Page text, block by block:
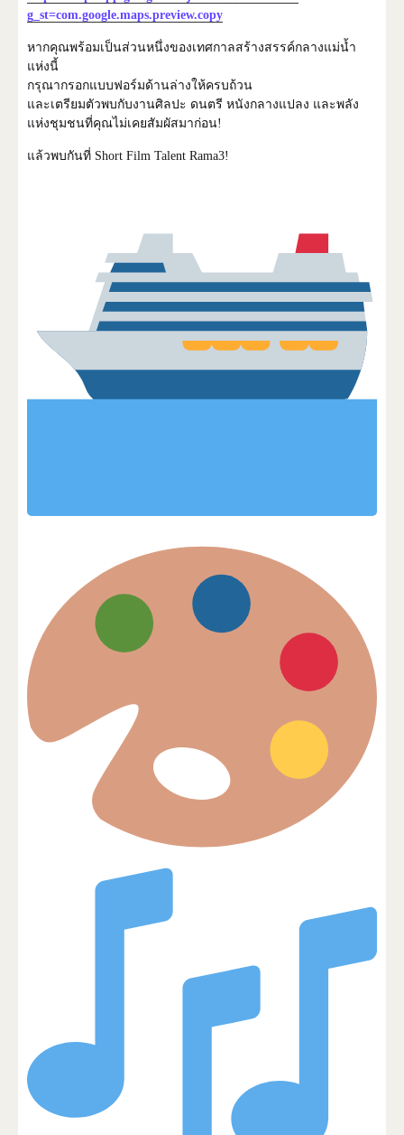
g_st=com.google.maps.preview.copy
หากคุณพร้อมเป็นส่วนหนึ่งของเทศกาลสร้างสรรค์กลางแม่น้ำ
แห่งนี้
กรุณากรอกแบบฟอร์มด้านล่างให้ครบถ้วน
และเตรียมตัวพบกับงานศิลปะ ดนตรี หนังกลางแปลง และพลัง
แห่งชุมชนที่คุณไม่เคยสัมผัสมาก่อน!
แล้วพบกันที่ Short Film Talent Rama3!